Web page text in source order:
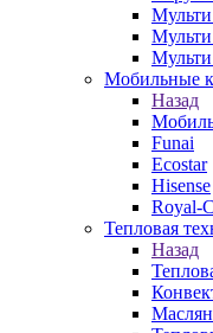
Мобильные
Назад
Funai
Ecostar
Hisense
Royal-
Тепловая
Назад